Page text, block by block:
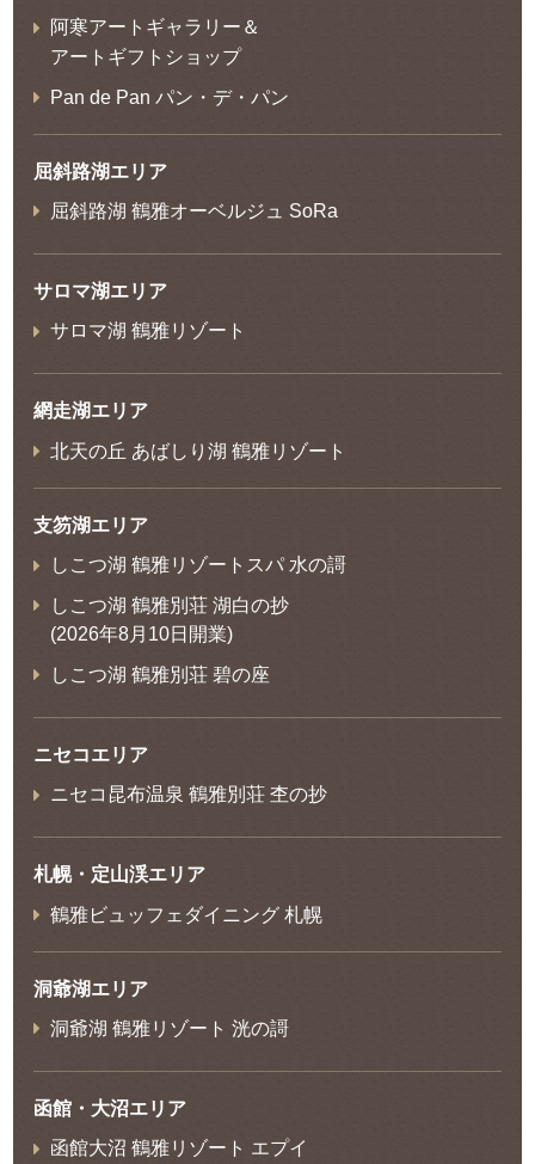
阿寒アートギャラリー＆
アートギフトショップ
Pan de Pan パン・デ・パン
屈斜路湖エリア
屈斜路湖 鶴雅オーベルジュ SoRa
サロマ湖エリア
サロマ湖 鶴雅リゾート
網走湖エリア
北天の丘 あばしり湖 鶴雅リゾート
支笏湖エリア
しこつ湖 鶴雅リゾートスパ 水の謌
しこつ湖 鶴雅別荘 湖白の抄
(2026年8月10日開業)
しこつ湖 鶴雅別荘 碧の座
ニセコエリア
ニセコ昆布温泉 鶴雅別荘 杢の抄
札幌・定山渓エリア
鶴雅ビュッフェダイニング 札幌
洞爺湖エリア
洞爺湖 鶴雅リゾート 洸の謌
函館・大沼エリア
函館大沼 鶴雅リゾート エプイ